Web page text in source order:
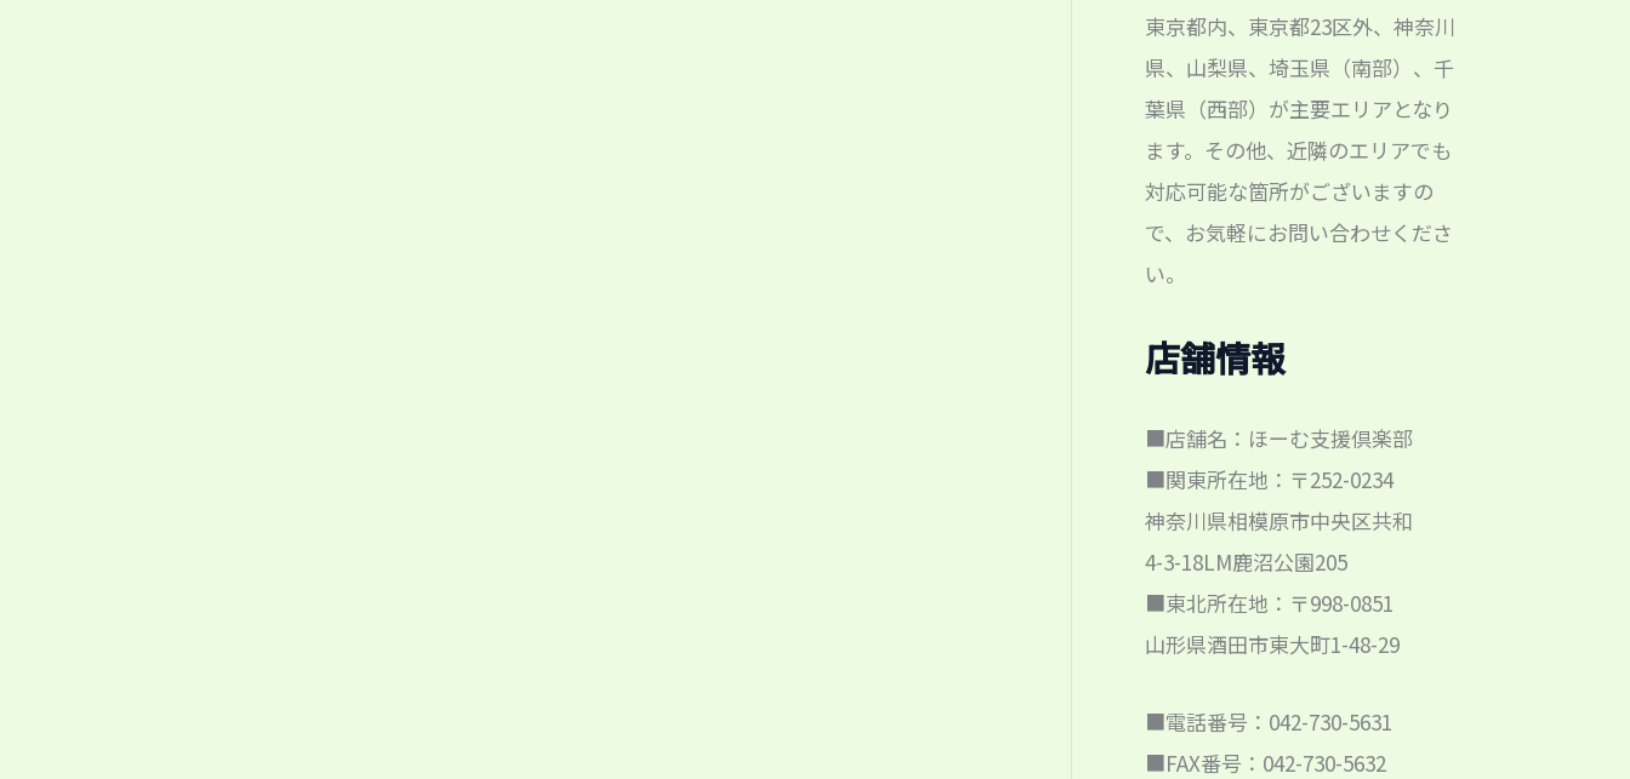
東京都内、東京都23区外、神奈川
県、山梨県、埼玉県（南部）、千
葉県（西部）が主要エリアとなり
ます。その他、近隣のエリアでも
対応可能な箇所がございますの
で、お気軽にお問い合わせくださ
い。
店舗情報
■店舗名：ほーむ支援倶楽部
■関東所在地：〒252-0234
神奈川県相模原市中央区共和
4-3-18LM鹿沼公園205
■東北所在地：〒998-0851
山形県酒田市東大町1-48-29
■電話番号：042-730-5631
■FAX番号：042-730-5632